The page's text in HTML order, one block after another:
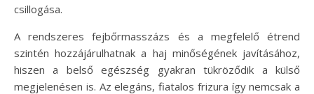
csillogása.
A rendszeres fejbőrmasszázs és a megfelelő étrend
szintén hozzájárulhatnak a haj minőségének javításához,
hiszen a belső egészség gyakran tükröződik a külső
megjelenésen is. Az elegáns, fiatalos frizura így nemcsak a